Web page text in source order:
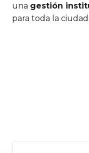
una gestión
para toda la